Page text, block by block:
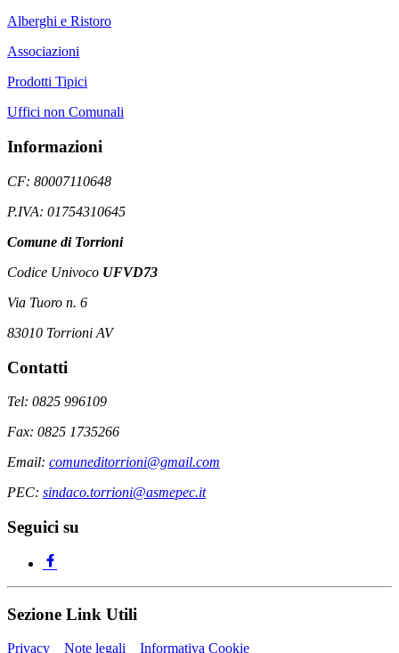
Alberghi e Ristoro
Associazioni
Prodotti Tipici
Uffici non Comunali
Informazioni
CF: 80007110648
P.IVA: 01754310645
Comune di Torrioni
Codice Univoco UFVD73
Via Tuoro n. 6
83010 Torrioni AV
Contatti
Tel: 0825 996109
Fax: 0825 1735266
Email: comuneditorrioni@gmail.com
PEC: sindaco.torrioni@asmepec.it
Seguici su
Sezione Link Utili
Privacy Note legali Informativa Cookie